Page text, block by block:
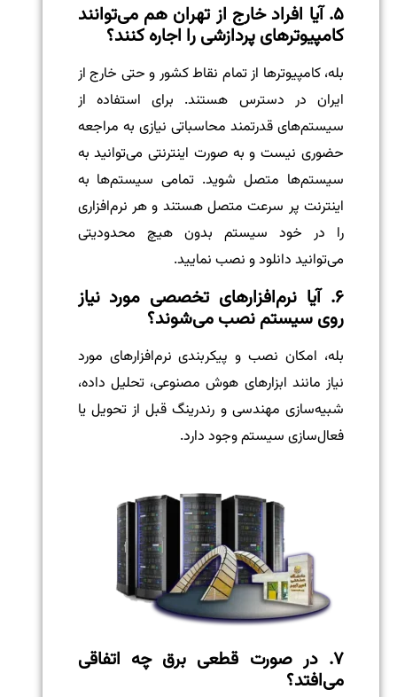
۵. آیا افراد خارج از تهران هم می‌توانند
کامپیوترهای پردازشی را اجاره کنند؟
بله، کامپیوترها از تمام نقاط کشور و حتی خارج از
ایران در دسترس هستند. برای استفاده از
سیستم‌های قدرتمند محاسباتی نیازی به مراجعه
حضوری نیست و به صورت اینترنتی می‌توانید به
سیستم‌ها متصل شوید. تمامی سیستم‌ها به
اینترنت پر سرعت متصل هستند و هر نرم‌افزاری
را در خود سیستم بدون هیچ محدودیتی
می‌توانید دانلود و نصب نمایید.
۶. آیا نرم‌افزارهای تخصصی مورد نیاز
روی سیستم نصب می‌شوند؟
بله، امکان نصب و پیکربندی نرم‌افزارهای مورد
نیاز مانند ابزارهای هوش مصنوعی، تحلیل داده،
شبیه‌سازی مهندسی و رندرینگ قبل از تحویل یا
فعال‌سازی سیستم وجود دارد.
۷. در صورت قطعی برق چه اتفاقی
می‌افتد؟